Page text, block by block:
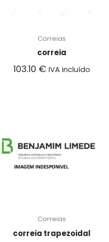
Correias
correia
103.10 € IVA incluído
Correias
correia trapezoidal